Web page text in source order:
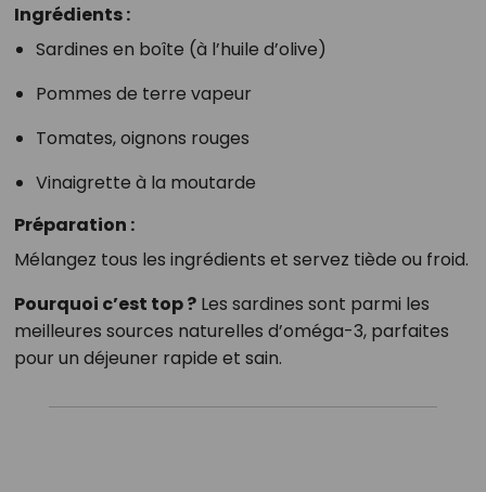
Ingrédients :
Sardines en boîte (à l’huile d’olive)
Pommes de terre vapeur
Tomates, oignons rouges
Vinaigrette à la moutarde
Préparation :
Mélangez tous les ingrédients et servez tiède ou froid.
Pourquoi c’est top ?Les sardines sont parmi les
meilleures sources naturelles d’oméga-3, parfaites
pour un déjeuner rapide et sain.